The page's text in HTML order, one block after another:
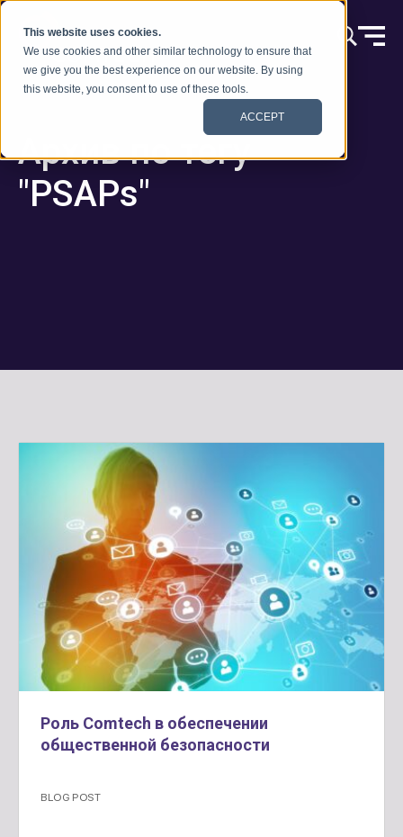
This website uses cookies.
We use cookies and other similar technology to ensure that
we give you the best experience on our website. By using
this website, you consent to use of these tools.
ACCEPT
Skip to content
Архив по тегу
"PSAPs"
Роль Comtech в обеспечении
общественной безопасности
BLOG POST